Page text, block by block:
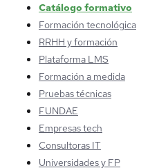
Catálogo formativo
Formación tecnológica
RRHH y formación
Plataforma LMS
Formación a medida
Pruebas técnicas
FUNDAE
Empresas tech
Consultoras IT
Universidades y FP